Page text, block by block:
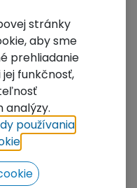
spojka
predaj
stránky
aby sme
prehliadanie
funkčnosť,
používania
​.